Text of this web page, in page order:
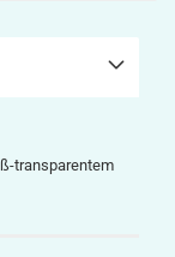
transparentem